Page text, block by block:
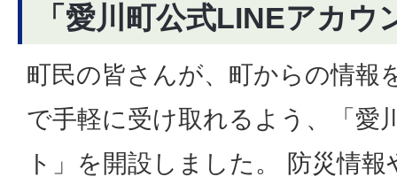
「愛川町公式LINEアカウ
町民の皆さんが、町からの情報
で手軽に受け取れるよう、「愛
ト」を開設しました。 防災情